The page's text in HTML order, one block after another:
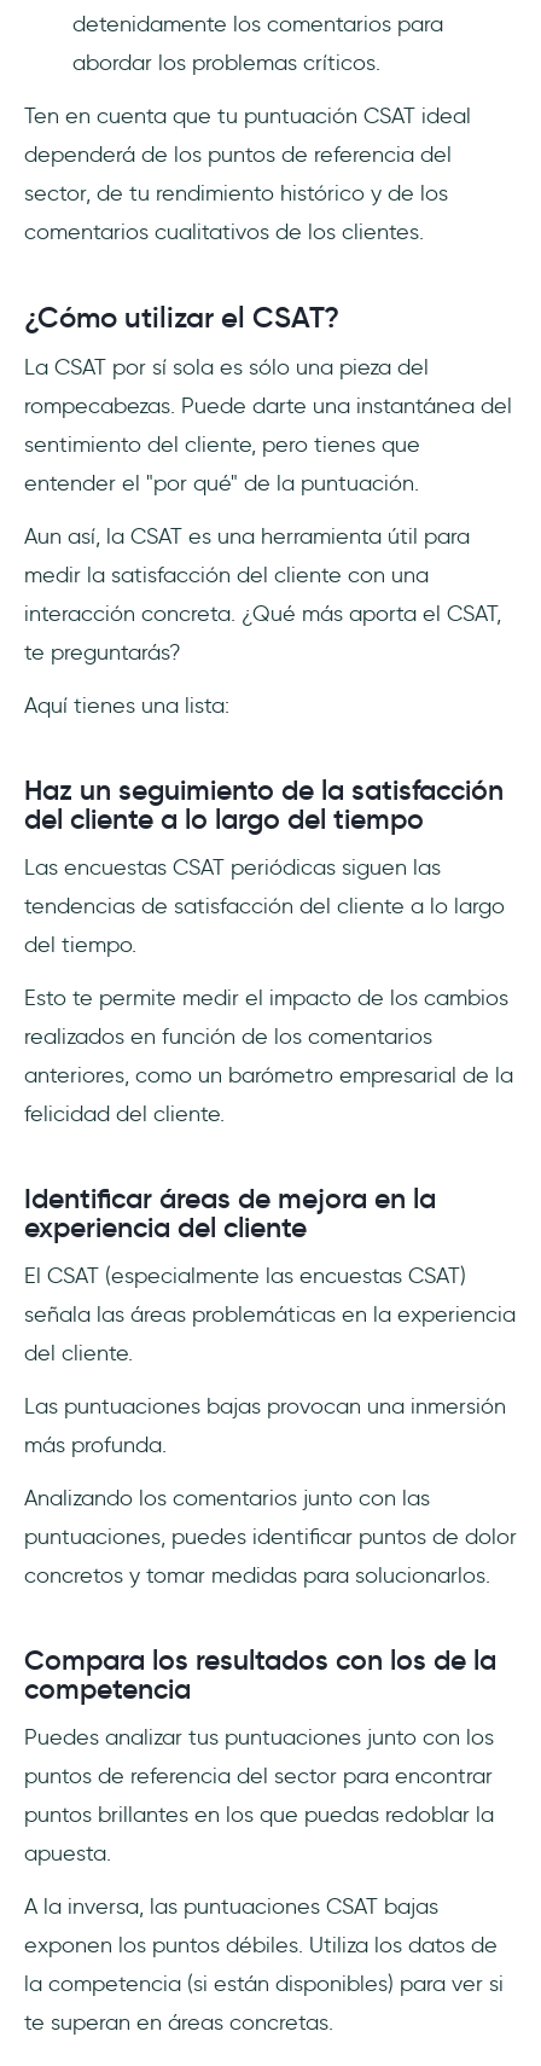
detenidamente los comentarios para
abordar los problemas críticos.
Ten en cuenta que tu puntuación CSAT ideal
dependerá de los puntos de referencia del
sector, de tu rendimiento histórico y de los
comentarios cualitativos de los clientes.
¿Cómo utilizar el CSAT?
La CSAT por sí sola es sólo una pieza del
rompecabezas. Puede darte una instantánea del
sentimiento del cliente, pero tienes que
entender el "por qué" de la puntuación.
Aun así, la CSAT es una herramienta útil para
medir la satisfacción del cliente con una
interacción concreta. ¿Qué más aporta el CSAT,
te preguntarás?
Aquí tienes una lista:
Haz un seguimiento de la satisfacción
del cliente a lo largo del tiempo
Las encuestas CSAT periódicas siguen las
tendencias de satisfacción del cliente a lo largo
del tiempo.
Esto te permite medir el impacto de los cambios
realizados en función de los comentarios
anteriores, como un barómetro empresarial de la
felicidad del cliente.
Identificar áreas de mejora en la
experiencia del cliente
El CSAT (especialmente las encuestas CSAT)
señala las áreas problemáticas en la experiencia
del cliente.
Las puntuaciones bajas provocan una inmersión
más profunda.
Analizando los comentarios junto con las
puntuaciones, puedes identificar puntos de dolor
concretos y tomar medidas para solucionarlos.
Compara los resultados con los de la
competencia
Puedes analizar tus puntuaciones junto con los
puntos de referencia del sector para encontrar
puntos brillantes en los que puedas redoblar la
apuesta.
A la inversa, las puntuaciones CSAT bajas
exponen los puntos débiles. Utiliza los datos de
la competencia (si están disponibles) para ver si
te superan en áreas concretas.